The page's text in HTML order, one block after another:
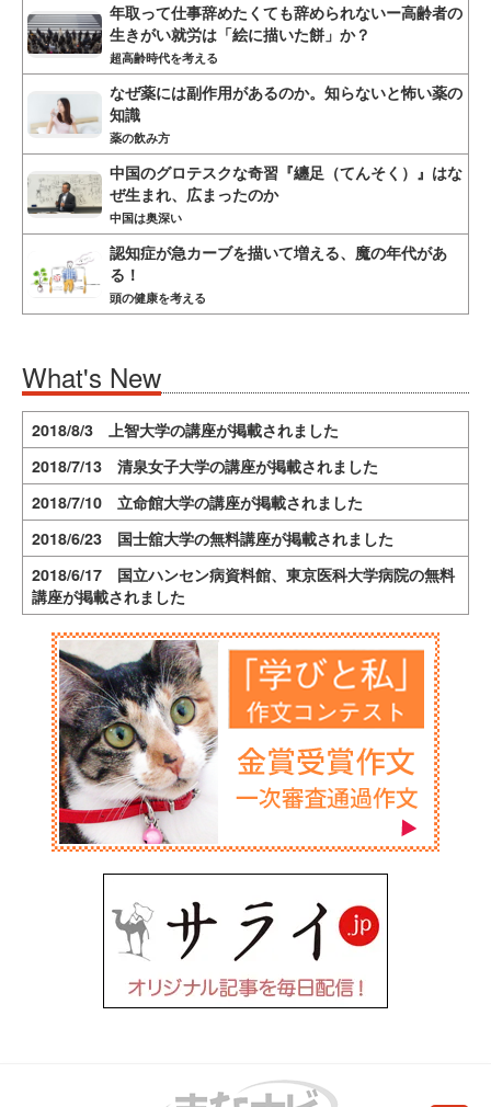
年取って仕事辞めたくても辞められないー高齢者の
生きがい就労は「絵に描いた餅」か？
超高齢時代を考える
なぜ薬には副作用があるのか。知らないと怖い薬の
知識
薬の飲み方
中国のグロテスクな奇習『纏足（てんそく）』はな
ぜ生まれ、広まったのか
中国は奥深い
認知症が急カーブを描いて増える、魔の年代があ
る！
頭の健康を考える
What's New
2018/8/3 上智大学の講座が掲載されました
2018/7/13 清泉女子大学の講座が掲載されました
2018/7/10 立命館大学の講座が掲載されました
2018/6/23 国士舘大学の無料講座が掲載されました
2018/6/17 国立ハンセン病資料館、東京医科大学病院の無料
講座が掲載されました